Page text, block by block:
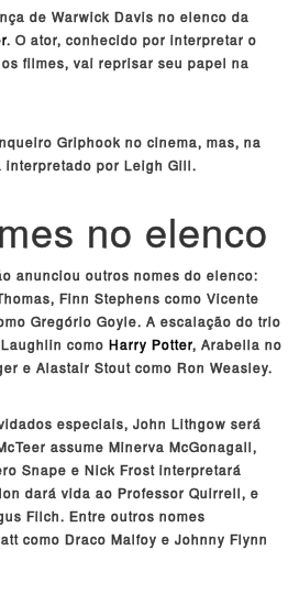
de Warwick Davis no elenco da
. O ator, conhecido por interpretar o
filmes, vai reprisar seu papel na
Griphook no cinema, mas, na
interpretado por Leigh Gill.
no elenco
anunciou outros nomes do elenco:
Finn Stephens como Vicente
Gregório Goyle. A escalação do trio
como Harry Potter, Arabella no
e Alastair Stout como Ron Weasley.
especiais, John Lithgow será
assume Minerva McGonagall,
Snape e Nick Frost interpretará
dará vida ao Professor Quirrell, e
Filch. Entre outros nomes
como Draco Malfoy e Johnny Flynn